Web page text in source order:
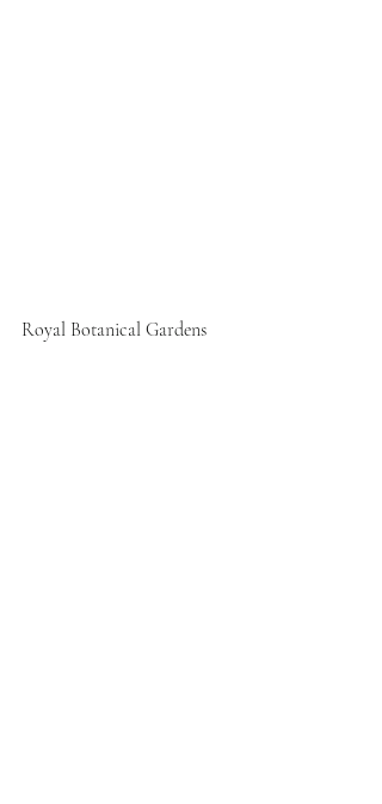
Royal Botanical Gardens